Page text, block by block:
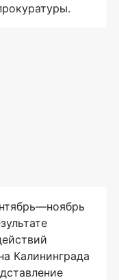
Калининграда